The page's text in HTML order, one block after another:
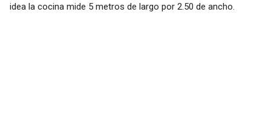
idea la cocina mide 5 metros de largo por 2.50 de ancho.